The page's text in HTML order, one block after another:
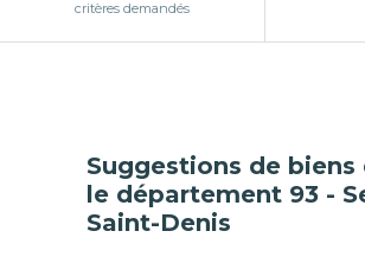
critères demandés
Suggestions de biens
le département 93 -
Saint-Denis